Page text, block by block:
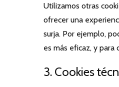
Utilizamos otras
ofrecer una
surja. Por ejemplo,
es más eficaz, y
3. Cookies